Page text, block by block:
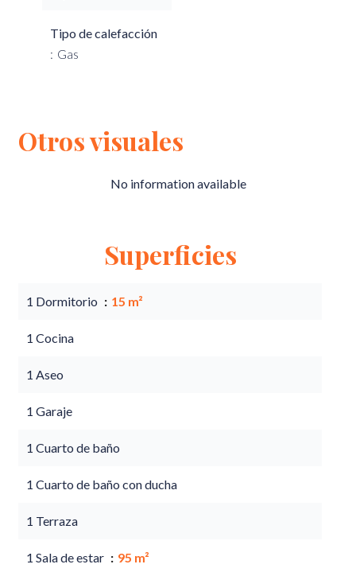
Tipo de calefacción
Gas
Otros visuales
No information available
Superficies
1 Dormitorio 15 m²
1 Cocina
1 Aseo
1 Garaje
1 Cuarto de baño
1 Cuarto de baño con ducha
1 Terraza
1 Sala de estar 95 m²